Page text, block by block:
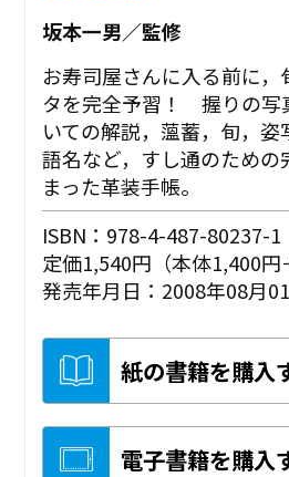
坂本一男／監修
お寿司屋さんに入る前に，
タを完全予習！ 握りの写
いての解説，薀蓄，旬，
語名など，すし通のための
まった革装手帳。
ISBN：978-4-487-80237-1
定価1,540円（本体1,400円
発売年月日：2008年08月
紙の書籍を購入
電子書籍を購入